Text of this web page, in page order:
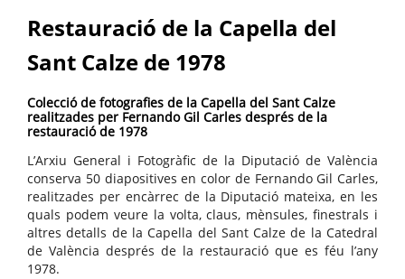
Restauració de la Capella del
Sant Calze de 1978
Colecció de fotografies de la Capella del Sant Calze
realitzades per Fernando Gil Carles després de la
restauració de 1978
L’Arxiu General i Fotogràfic de la Diputació de València
conserva 50 diapositives en color de Fernando Gil Carles,
realitzades per encàrrec de la Diputació mateixa, en les
quals podem veure la volta, claus, mènsules, finestrals i
altres detalls de la Capella del Sant Calze de la Catedral
de València després de la restauració que es féu l’any
1978.